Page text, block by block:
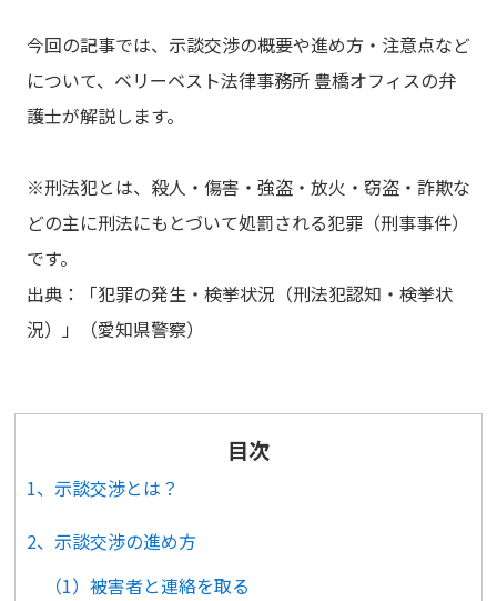
今回の記事では、示談交渉の概要や進め方・注意点など
について、ベリーベスト法律事務所 豊橋オフィスの弁
護士が解説します。
※刑法犯とは、殺人・傷害・強盗・放火・窃盗・詐欺な
どの主に刑法にもとづいて処罰される犯罪（刑事事件）
です。
出典：「犯罪の発生・検挙状況（刑法犯認知・検挙状
況）」（愛知県警察）
目次
1、示談交渉とは？
2、示談交渉の進め方
（1）被害者と連絡を取る